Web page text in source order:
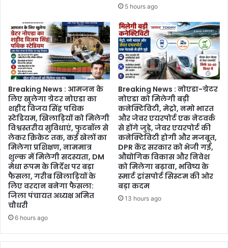
विकास
की
योजनाएं
पहुंचाना,
युवाओं
अवसर
उपलब्ध
कराना
मेरा
लक्ष्य
5 hours ago
Breaking News : आमजन के
लिए खुलेगा ग्रेटर नोएडा का
शहीद विजय सिंह पथिक
स्टेडियम, खिलाड़ियों को मिलेगी
विश्वस्तरीय सुविधाएं, फुटबॉल से
लेकर क्रिकेट तक, कई खेलों का
मिलेगा प्रशिक्षण, नाममात्र
शुल्क में मिलेगी सदस्यता, DM
मेधा रूपम के निर्देश पर बड़ा
फैसला, गरीब खिलाड़ियों के
लिए वरदान बनेगा फैसला:
जिला पंचायत अध्यक्ष अमित
चौधरी
6 hours ago
Breaking News : नोएडा-ग्रेटर
नोएडा को मिलेगी बड़ी
कनेक्टिविटी, मेट्रो, नमो भारत
और जेवर एयरपोर्ट एक नेटवर्क
से होंगे जुड़े, जेवर एयरपोर्ट की
कनेक्टिविटी होगी और मजबूत,
DPR केंद्र सरकार को भेजी गई,
औद्योगिक विकास और निवेश
को मिलेगा बढ़ावा, भविष्य के
स्मार्ट ट्रांसपोर्ट सिस्टम की ओर
बड़ा कदम
13 hours ago